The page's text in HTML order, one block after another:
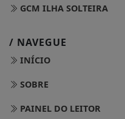
GCM ILHA SOLTEIRA
/ NAVEGUE
INÍCIO
SOBRE
PAINEL DO LEITOR